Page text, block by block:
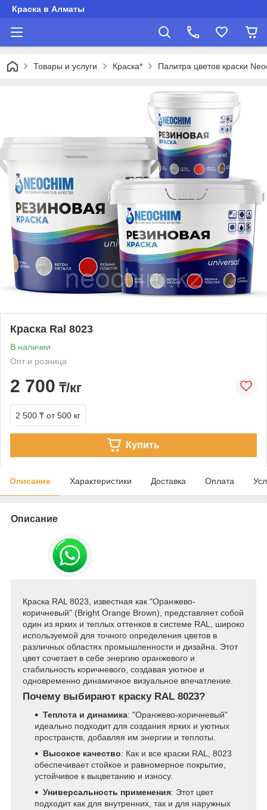
Краска в Алматы
Товары и услуги Краска* Палитра цветов краски
Краска Ral 8023
В наличии
Опт и розница
2 700 ₸/кг
2 500 ₸ от 500 кг
Купить
Описание Характеристики Доставка Оплата
Описание
Краска RAL 8023, известная как "Оранжево-
коричневый" (Bright Orange Brown), представляет собой
один из ярких и теплых оттенков в системе RAL, широко
используемой для точного определения цветов в
различных областях промышленности и дизайна. Этот
цвет сочетает в себе энергию оранжевого и
стабильность коричневого, создавая уютное и
одновременно динамичное визуальное впечатление.
Почему выбирают краску RAL 8023?
Теплота и динамика: "Оранжево-коричневый"
идеально подходит для создания ярких и уютных
пространств, добавляя им энергии и теплоты.
Высокое качество: Как и все краски RAL, 8023
обеспечивает стойкое и равномерное покрытие,
устойчивое к выцветанию и износу.
Универсальность применения: Этот цвет
подходит как для внутренних, так и для наружных